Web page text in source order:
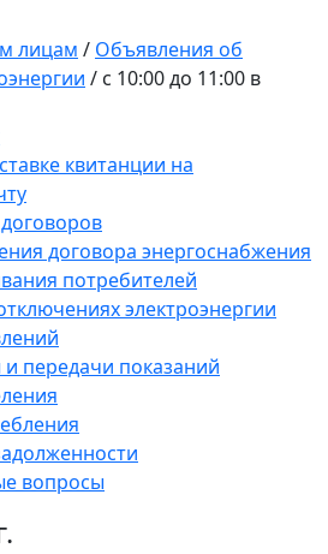
лицам / Объявления об
/ с 10:00 до 11:00 в
квитанции на
договора энергоснабжения
потребителей
электроэнергии
передачи показаний
вопросы